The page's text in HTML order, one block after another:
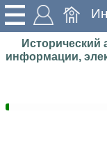
Исторический
информации,